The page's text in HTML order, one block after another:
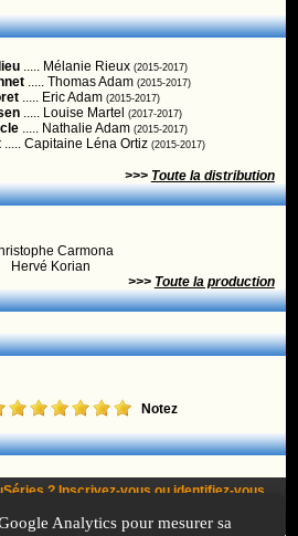
..... Mélanie Rieux (2015-2017)
..... Thomas Adam (2015-2017)
..... Eric Adam (2015-2017)
..... Louise Martel (2017-2017)
..... Nathalie Adam (2015-2017)
..... Capitaine Léna Ortiz (2015-2017)
>>> Toute la distribution
Carmona
Hervé Korian
>>> Toute la production
Notez
? Inscrivez-vous ou identifiez-vous
série !Analytics pour mesurer sa